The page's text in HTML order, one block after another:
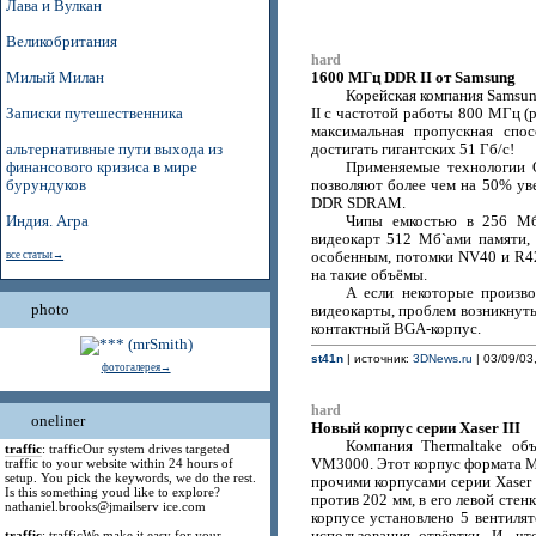
Лава и Вулкан
Великобритания
Милый Милан
Записки путешественника
альтернативные пути выхода из
финансового кризиса в мире
бурундуков
Индия. Агра
все статьи→
photo
фотогалерея→
oneliner
traffic: trafficOur system drives targeted
traffic to your website within 24 hours of
setup. You pick the keywords, we do the rest.
Is this something youd like to explore?
nathaniel.brooks@jmailserv ice.com
hard
1600 МГц DDR II от Samsung
Корейская компания
II с частотой работы 800 МГц
максимальная пропускная
достигать гигантских 51 Гб/с!
Применяемые
позволяют более чем на 50%
DDR SDRAM.
Чипы емкостью в 256
видеокарт 512 Мб`ами
особенным, потомки NV40 и
на такие объёмы.
А если некоторые
видеокарты, проблем
контактный BGA-корпус.
st41n| источник: 3DNews.ru | 03/09/
hard
Новый корпус серии Xaser III
Компания Thermaltake
VM3000. Этот корпус формата
прочими корпусами серии
против 202 мм, в его левой
корпусе установлено 5